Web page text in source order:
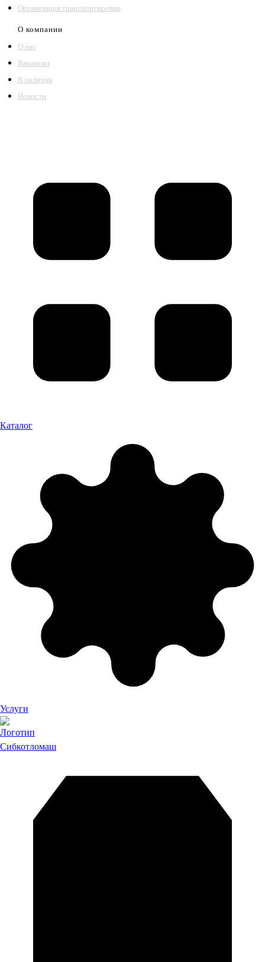
Организация транспортировки
О компании
О нас
Вакансии
В наличии
Новости
Каталог
Услуги